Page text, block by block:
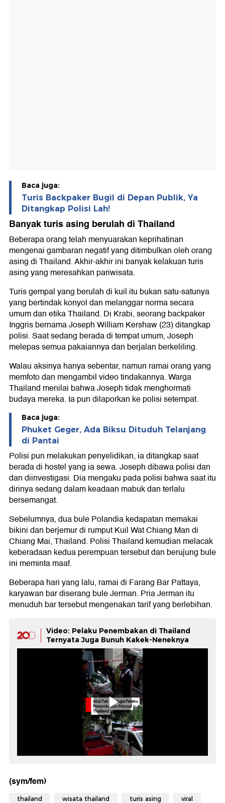
Baca juga:
Turis Backpaker Bugil di Depan Publik, Ya
Ditangkap Polisi Lah!
Banyak turis asing berulah di Thailand
Beberapa orang telah menyuarakan keprihatinan
mengenai gambaran negatif yang ditimbulkan oleh orang
asing di Thailand. Akhir-akhir ini banyak kelakuan turis
asing yang meresahkan pariwisata.
Turis gempal yang berulah di kuil itu bukan satu-satunya
yang bertindak konyol dan melanggar norma secara
umum dan etika Thailand. Di Krabi, seorang backpaker
Inggris bernama Joseph William Kershaw (23) ditangkap
polisi. Saat sedang berada di tempat umum, Joseph
melepas semua pakaiannya dan berjalan berkeliling.
Walau aksinya hanya sebentar, namun ramai orang yang
memfoto dan mengambil video tindakannya. Warga
Thailand menilai bahwa Joseph tidak menghormati
budaya mereka. Ia pun dilaporkan ke polisi setempat.
Baca juga:
Phuket Geger, Ada Biksu Dituduh Telanjang
di Pantai
Polisi pun melakukan penyelidikan, ia ditangkap saat
berada di hostel yang ia sewa. Joseph dibawa polisi dan
dan diinvestigasi. Dia mengaku pada polisi bahwa saat itu
dirinya sedang dalam keadaan mabuk dan terlalu
bersemangat.
Sebelumnya, dua bule Polandia kedapatan memakai
bikini dan berjemur di rumput Kuil Wat Chiang Man di
Chiang Mai, Thailand. Polisi Thailand kemudian melacak
keberadaan kedua perempuan tersebut dan berujung bule
ini meminta maaf.
Beberapa hari yang lalu, ramai di Farang Bar Pattaya,
karyawan bar diserang bule Jerman. Pria Jerman itu
menuduh bar tersebut mengenakan tarif yang berlebihan.
Video: Pelaku Penembakan di Thailand
Ternyata Juga Bunuh Kakek-Neneknya
(sym/fem)
thailand wisata thailand turis asing viral